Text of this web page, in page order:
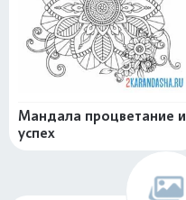
Мандала процветание и
успех